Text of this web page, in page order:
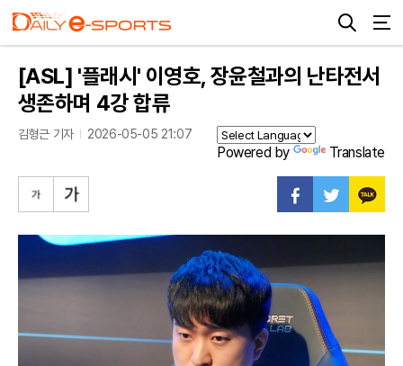
[ASL] '플래시' 이영호, 장윤철과의 난타전서
생존하며 4강 합류
김형근 기자 2026-05-05 21:07
Powered by Translate